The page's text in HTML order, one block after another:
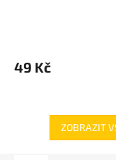
49 Kč
ZOBRAZIT